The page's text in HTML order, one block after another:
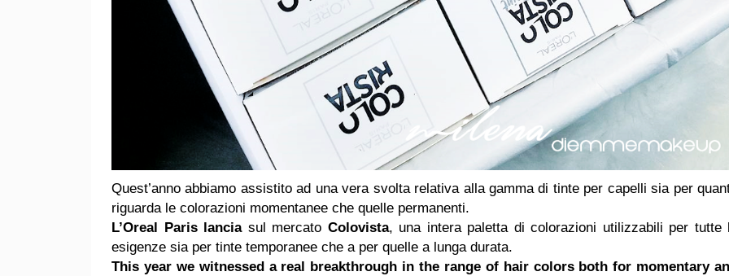
Quest’anno abbiamo assistito ad una vera svolta relativa alla gamma di tinte per capelli sia per
riguarda le colorazioni momentanee che quelle permanenti.
L’Oreal Paris lancia sul mercato Colovista, una intera paletta di colorazioni utilizzabili per tutte
esigenze sia per tinte temporanee che a per quelle a lunga durata.
This year we witnessed a real breakthrough in the range of hair colors both for momentary